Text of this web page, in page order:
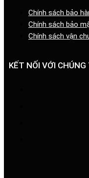
Chính sách bảo
Chính sách bảo
Chính sách vận
KẾT NỐI VỚI CHÚNG